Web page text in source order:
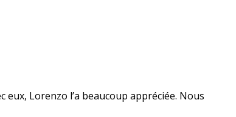
eux, Lorenzo l’a beaucoup appréciée. Nous